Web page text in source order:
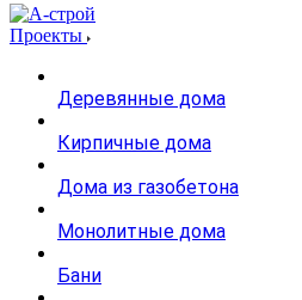
Проекты
Деревянные дома
Кирпичные дома
Дома из газобетона
Монолитные дома
Бани